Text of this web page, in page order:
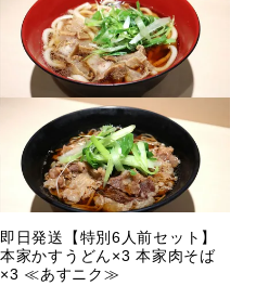
即日発送【特別6人前セット】
本家かすうどん×3 本家肉そば
×3 ≪あすニク≫